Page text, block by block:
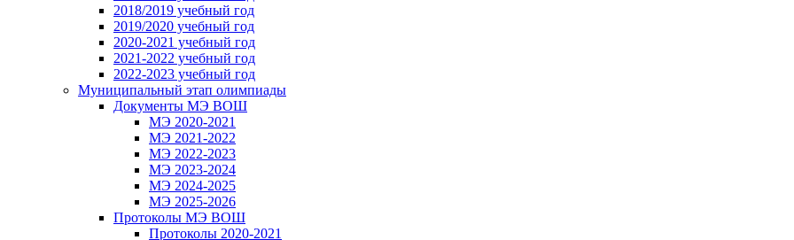
2018/2019 учебный год
2019/2020 учебный год
2020-2021 учебный год
2021-2022 учебный год
2022-2023 учебный год
Муниципальный этап олимпиады
Документы МЭ ВОШ
МЭ 2020-2021
МЭ 2021-2022
МЭ 2022-2023
МЭ 2023-2024
МЭ 2024-2025
МЭ 2025-2026
Протоколы МЭ ВОШ
Протоколы 2020-2021